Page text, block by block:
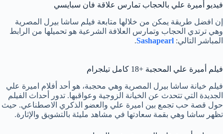
فيديو أميرة علي بالحجاب تمارس علاقة فان سبايسي
إن افضل طريقة يمكن من خلالها متابعة فيلم ساشا بيرل المصرية
وهي ترتدي الحجاب وتمارس العلافة الشرعية هو تحميلها من الرابط
المباشر التالي: Sashapearl
.
فيلم أميرة علي المحجبة +18 كامل تيلجرام
فيلم خيانة ساشا بيرل المصرية وهي محجبة، هو أحد أفلام اميرة علي
الجديدة التي تتحدث عن الخيانة الزوجية وعواقبها. تدور أحداث الفيلم
حول قصة حب تجمع بين اميرة علي والعضو الذكري الاصطناعي. حيث
تظهر ساشا وهي بقمة سعادتها في مشاهد مليئة بالتشويق والإثارة.